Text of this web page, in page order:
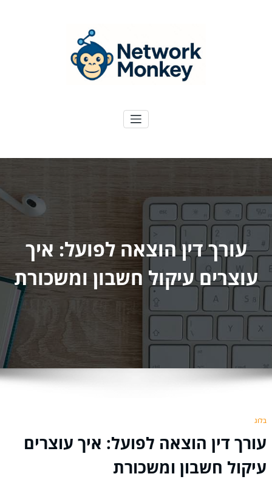
עורך דין הוצאה לפועל: איך
עוצרים עיקול חשבון ומשכורת
בלוג
עורך דין הוצאה לפועל: איך עוצרים
עיקול חשבון ומשכורת